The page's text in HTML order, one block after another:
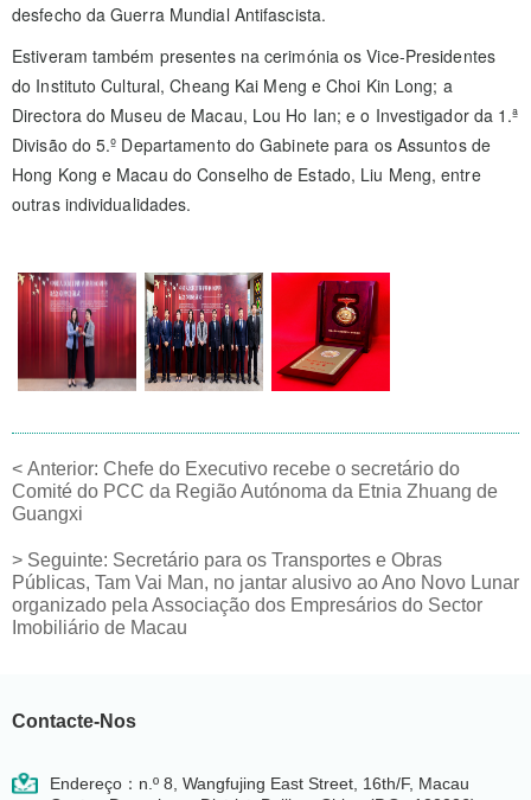
desfecho da Guerra Mundial Antifascista.
Estiveram também presentes na cerimónia os Vice-Presidentes
do Instituto Cultural, Cheang Kai Meng e Choi Kin Long; a
Directora do Museu de Macau, Lou Ho Ian; e o Investigador da 1.ª
Divisão do 5.º Departamento do Gabinete para os Assuntos de
Hong Kong e Macau do Conselho de Estado, Liu Meng, entre
outras individualidades.
< Anterior: Chefe do Executivo recebe o secretário do
Comité do PCC da Região Autónoma da Etnia Zhuang de
Guangxi
> Seguinte: Secretário para os Transportes e Obras
Públicas, Tam Vai Man, no jantar alusivo ao Ano Novo Lunar
organizado pela Associação dos Empresários do Sector
Imobiliário de Macau
Contacte-Nos
Endereço：n.º 8, Wangfujing East Street, 16th/F, Macau